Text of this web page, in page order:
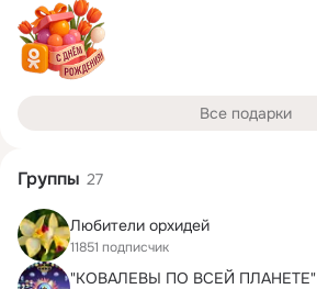
Все подарки
Группы 27
Любители орхидей
11851 подписчик
"КОВАЛЕВЫ ПО ВСЕЙ ПЛАНЕТЕ"